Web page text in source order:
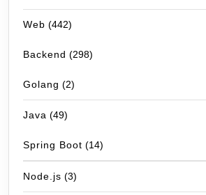
Web (442)
Backend (298)
Golang (2)
Java (49)
Spring Boot (14)
Node.js (3)